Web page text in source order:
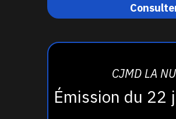
CJMD LA
Émission du 22